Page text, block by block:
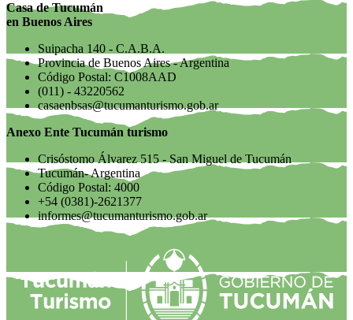
Casa de Tucumán
en Buenos Aires
Suipacha 140 - C.A.B.A.
Provincia de Buenos Aires - Argentina
Código Postal: C1008AAD
(011) - 43220562
casaenbsas@tucumanturismo.gob.ar
Anexo Ente Tucumán turismo
Crisóstomo Álvarez 515 - San Miguel de Tucumán
Tucumán- Argentina
Código Postal: 4000
+54 (0381)-2621377
informes@tucumanturismo.gob.ar